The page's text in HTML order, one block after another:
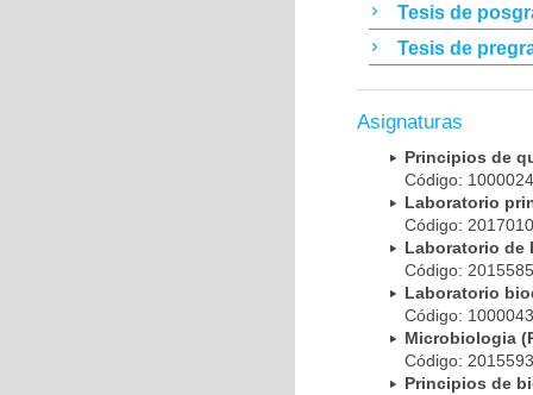
Tesis de
Tesis de
Asignaturas
Principios de
Código:
Laboratorio
Código:
Laboratorio de
Código:
Laboratorio
Código:
Microbiologia
Código:
Principios de